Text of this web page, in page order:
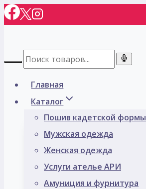
Перейти
к
Главная
Каталог
Пошив кадетской формы
Мужская одежда
Женская одежда
Услуги ателье АРИ
Амуниция и фурнитура